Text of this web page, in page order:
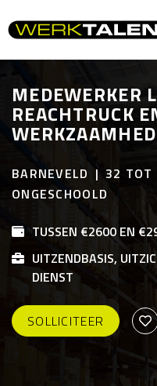
MEDEWERKER
REACHTRUCK
BARNEVELD
32 TOT
ONGESCHOOLD
TUSSEN €2600 EN
UITZENDBASIS,
DIENST
SOLLICITEER